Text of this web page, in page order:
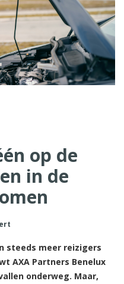
op de
in de
steeds meer reizigers
AXA Partners Benelux
onderweg. Maar,